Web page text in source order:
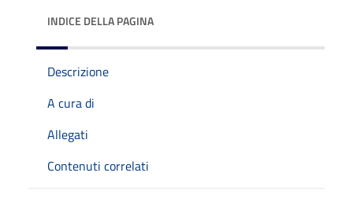
INDICE DELLA PAGINA
Descrizione
A cura di
Allegati
Contenuti correlati